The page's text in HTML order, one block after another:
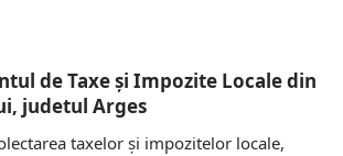
de Taxe și Impozite Locale din
judetul Arges
taxelor și impozitelor locale,